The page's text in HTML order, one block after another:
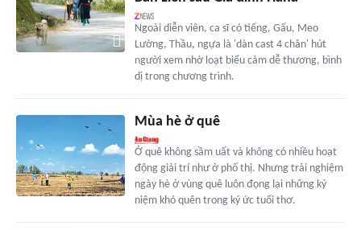
Ngoài diễn viên, ca sĩ có tiếng, Gấu, Meo
Lường, Thầu, ngựa là 'dàn cast 4 chân' hút
người xem nhờ loạt biểu cảm dễ thương, bình
dị trong chương trình.
Mùa hè ở quê
Ở quê không sầm uất và không có nhiều hoạt
động giải trí như ở phố thị. Nhưng trải nghiệm
ngày hè ở vùng quê luôn đọng lại những kỷ
niệm khó quên trong ký ức tuổi thơ.